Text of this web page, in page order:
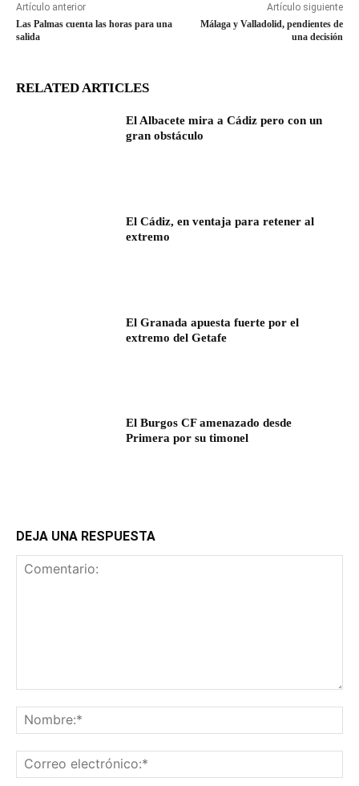
Artículo anterior
Las Palmas cuenta las horas para una
salida
Artículo siguiente
Málaga y Valladolid, pendientes de
una decisión
RELATED ARTICLES
El Albacete mira a Cádiz pero con un
gran obstáculo
El Cádiz, en ventaja para retener al
extremo
El Granada apuesta fuerte por el
extremo del Getafe
El Burgos CF amenazado desde
Primera por su timonel
DEJA UNA RESPUESTA